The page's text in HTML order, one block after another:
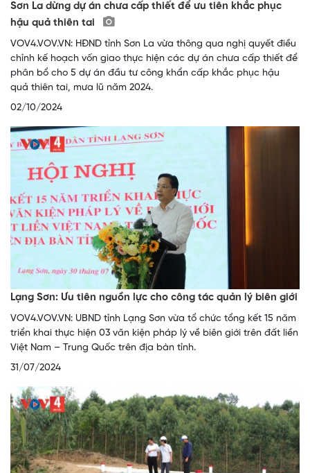
Sơn La dừng dự án chưa cấp thiết để ưu tiên khắc phục
hậu quả thiên tai
VOV4.VOV.VN: HĐND tỉnh Sơn La vừa thông qua nghị quyết điều
chỉnh kế hoạch vốn giao thực hiện các dự án chưa cấp thiết để
phân bổ cho 5 dự án đầu tư công khẩn cấp khắc phục hậu
quả thiên tai, mưa lũ năm 2024.
02/10/2024
Lạng Sơn: Ưu tiên nguồn lực cho công tác quản lý biên giới
VOV4.VOV.VN: UBND tỉnh Lạng Sơn vừa tổ chức tổng kết 15 năm
triển khai thực hiện 03 văn kiện pháp lý về biên giới trên đất liền
Việt Nam – Trung Quốc trên địa bàn tỉnh.
31/07/2024